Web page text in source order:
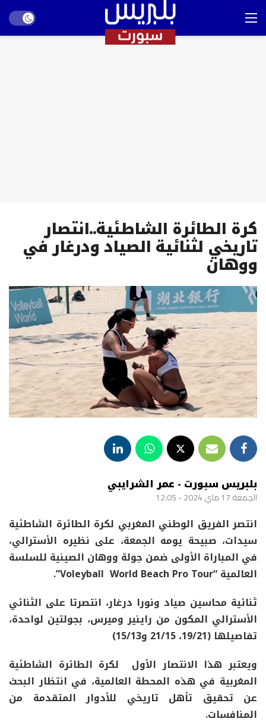
mode
كرة الطائرة الشاطئية..انتصار
تاريخي لثنائية الصياد ودرغار في
ووهان
بلبريس سبورت - عمر الشرايبي
الجمعة 17 ماي 2024 - 12:05
انتصر الفريق الوطني المغربي لكرة الطائرة الشاطئية
سيدات، صبيحة يومه الجمعة، على نظيره الأسترالي،
في المباراة الأولى ضمن جولة ووهان الصينية للسلسة
العالمية “Voleyball World Beach Pro Tour”.
ثنائية محاسين صياد ونورا درغار، انتصرتا على الثنائي
الأسترالي المكون من راينير وميرس، بجولتين لواحدة،
تفاصيلها (19/21، 21/15 و15/13)
ويعتبر هذا الانتصار الأول لكرة الطائرة الشاطئية
المغربية في هذه المحطة العالمية، في انتظار البحث
عن تحقيق تأهل تاريخي للأدوار المتقدمة من
المنافسات.